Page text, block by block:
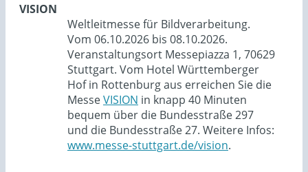
VISION
Weltleitmesse für Bildverarbeitung.
Vom 06.10.2026 bis 08.10.2026.
Veranstaltungsort Messepiazza 1, 70629
Stuttgart. Vom Hotel Württemberger
Hof in Rottenburg aus erreichen Sie die
MesseVISION in knapp 40 Minuten
bequem über die Bundesstraße 297
und die Bundesstraße 27. Weitere Infos:
www.messe-stuttgart.de/vision.